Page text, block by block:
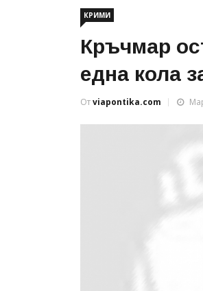
КРИМИ
Кръчмар
една кола
Отviapontika.com